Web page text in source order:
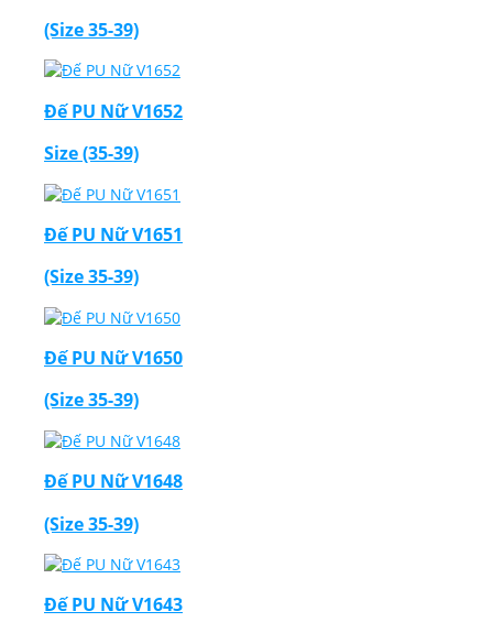
(Size 35-39)
Đế PU Nữ V1652
Size (35-39)
Đế PU Nữ V1651
(Size 35-39)
Đế PU Nữ V1650
(Size 35-39)
Đế PU Nữ V1648
(Size 35-39)
Đế PU Nữ V1643